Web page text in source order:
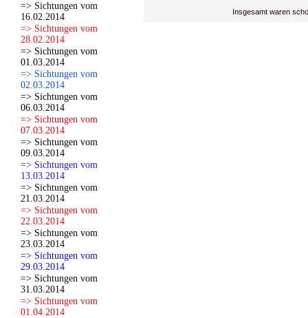
=> Sichtungen vom
16.02.2014
=> Sichtungen vom
28.02.2014
=> Sichtungen vom
01.03.2014
=> Sichtungen vom
02.03.2014
=> Sichtungen vom
06.03.2014
=> Sichtungen vom
07.03.2014
=> Sichtungen vom
09.03.2014
=> Sichtungen vom
13.03.2014
=> Sichtungen vom
21.03.2014
=> Sichtungen vom
22.03.2014
=> Sichtungen vom
23.03.2014
=> Sichtungen vom
29.03.2014
=> Sichtungen vom
31.03.2014
=> Sichtungen vom
01.04.2014
Insgesamt waren